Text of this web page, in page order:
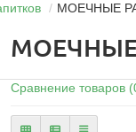
МОЕЧНЫЕ
Сравнение товаров